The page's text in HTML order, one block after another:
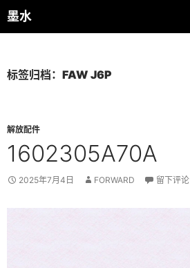
跳
至
墨水
搜
索
标签归档：FAW J6P
解放配件
1602305A70A
2025年7月4日 FORWARD 留下评论